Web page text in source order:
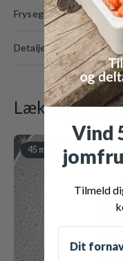
Fryseguide
Detaljer
Lækre
45 min 4 pers.
Vind
Tilmeld
Fornavn